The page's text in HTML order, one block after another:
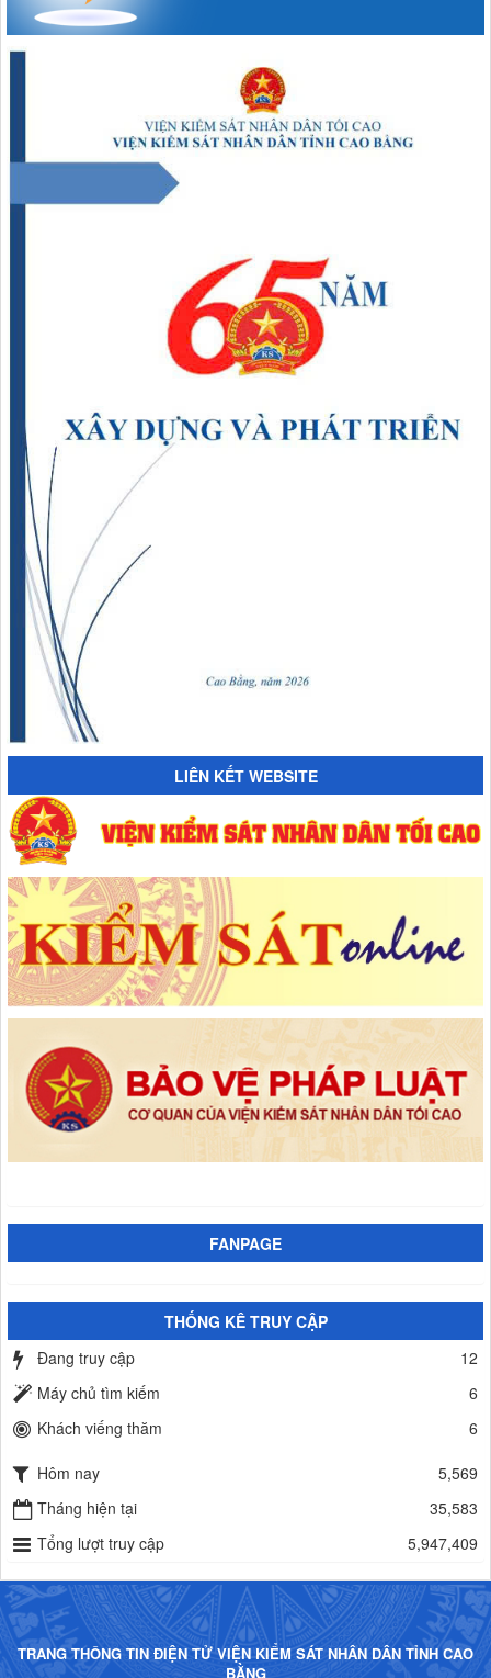
LIÊN KẾT WEBSITE
FANPAGE
THỐNG KÊ TRUY CẬP
Đang truy cập
12
Máy chủ tìm kiếm
6
Khách viếng thăm
6
Hôm nay
5,569
Tháng hiện tại
35,583
Tổng lượt truy cập
5,947,409
TRANG THÔNG TIN ĐIỆN TỬ VIỆN KIỂM SÁT NHÂN DÂN TỈNH CAO
BẰNG